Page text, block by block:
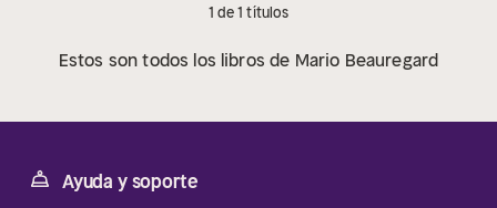
1 de 1 títulos
Estos son todos los libros de Mario Beauregard
Ayuda y soporte